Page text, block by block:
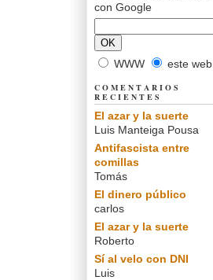
con Google
WWW este web
COMENTARIOS
RECIENTES
El azar y la suerte
Luis Manteiga Pousa
Antifascista entre
comillas
Tomás
El dinero público
carlos
El azar y la suerte
Roberto
Sí al velo con DNI
Luis